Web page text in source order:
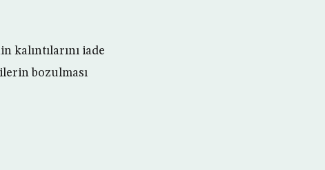
kalıntılarını iade
bozulması